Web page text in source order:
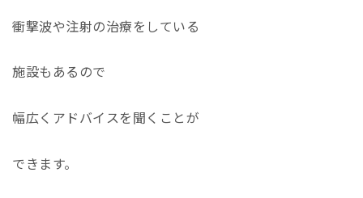
衝撃波や注射の治療をしている
施設もあるので
幅広くアドバイスを聞くことが
できます。